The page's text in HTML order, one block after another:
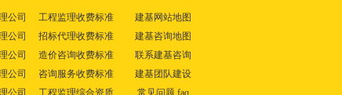
公司
公司
公司
公司
公司
工程监理收费标准
招标代理收费标准
造价咨询收费标准
咨询服务收费标准
工程监理综合资质
建基网站地图
建基咨询地图
联系建基咨询
建基团队建设
常见问题 faq